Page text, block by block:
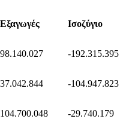
Εξαγωγές Ισοζύγιο
98.140.027 -192.315.395
37.042.844 -104.947.823
104.700.048 -29.740.179